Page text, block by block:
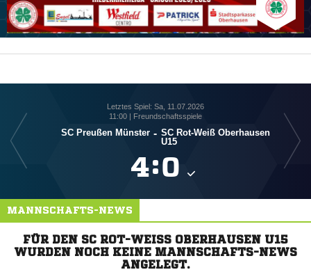
Letztes Spiel: Sa, 11.07.2026
11:00 | Freundschaftsspiele
SC Preußen Münster - SC Rot-Weiß Oberhausen
U15
:
MANNSCHAFTS-NEWS
FÜR DEN SC ROT-WEISS OBERHAUSEN U15 W
URDEN NOCH KEINE MANNSCHAFTS-NEWS A
NGELEGT.